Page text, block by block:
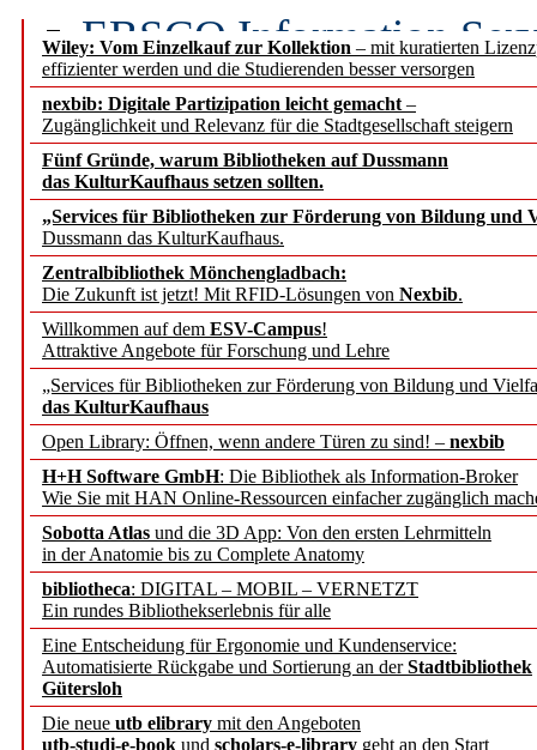
Wiley: Vom Einzelkauf zur Kollektion – mit kuratierten
effizienter werden und die Studierenden besser versorgen
nexbib: Digitale Partizipation leicht gemacht –
Zugänglichkeit und Relevanz für die Stadtgesellschaft steigern
Fünf Gründe, warum Bibliotheken auf Dussmann
das KulturKaufhaus setzen sollten.
„Services für Bibliotheken zur Förderung von Bildung und
Dussmann das KulturKaufhaus.
Zentralbibliothek Mönchengladbach:
Die Zukunft ist jetzt! Mit RFID-Lösungen von Nexbib.
Willkommen auf dem ESV-Campus!
Attraktive Angebote für Forschung und Lehre
„Services für Bibliotheken zur Förderung von Bildung und
das KulturKaufhaus
Open Library: Öffnen, wenn andere Türen zu sind! – nexbib
H+H Software GmbH: Die Bibliothek als Information-Broker
Wie Sie mit HAN Online-Ressourcen einfacher zugänglich
Sobotta Atlas und die 3D App: Von den ersten Lehrmitteln
in der Anatomie bis zu Complete Anatomy
bibliotheca: DIGITAL – MOBIL – VERNETZT
Ein rundes Bibliothekserlebnis für alle
Eine Entscheidung für Ergonomie und Kundenservice:
Automatisierte Rückgabe und Sortierung an derStadtbibliothek
Gütersloh
Die neue utb elibrary mit den Angeboten
utb-studi-e-book und scholars-e-library geht an den Start
EBSCO Information
Recherchefunktionen in
Sorbisches Institut neu
Geschichte und
Künstliche Intelligenz
besser zu verstehen
„Leitbegriffe der
des BIÖG erscheinen
jedem Experiment
DFG setzt Förderung
FAIRmat fort
Bayerns digitale